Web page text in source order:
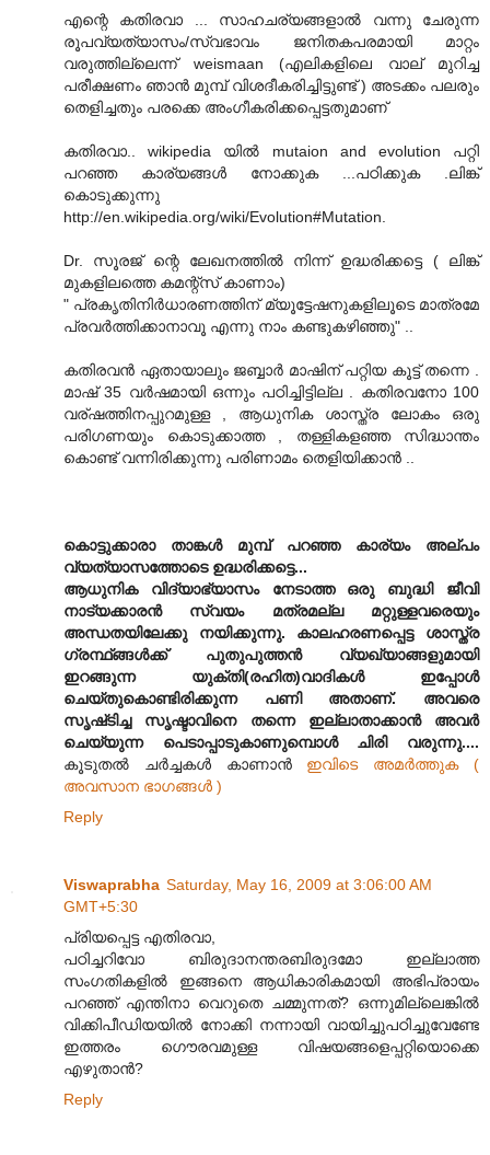
എന്റെ കതിരവാ ... സാഹചര്യങ്ങളാൽ വന്നു ചേരുന്ന
രൂപവ്യത്യാസം/സ്വഭാവം ജനിതകപരമായി മാറ്റം
വരുത്തില്ലെന്ന് weismaan (എലികളിലെ വാല് മുറിച്ച
പരീക്ഷണം ഞാന്‍ മുമ്പ് വിശദീകരിച്ചിട്ടുണ്ട് ) അടക്കം പലരും
തെളിച്ചതും പരക്കെ അംഗീകരിക്കപ്പെട്ടതുമാണ്
കതിരവാ.. wikipedia യില്‍ mutaion and evolution പറ്റി
പറഞ്ഞ കാര്യങ്ങള്‍ നോക്കുക ...പഠിക്കുക .ലിങ്ക്
കൊടുക്കുന്നു
http://en.wikipedia.org/wiki/Evolution#Mutation.
Dr. സൂരജ് ന്റെ ലേഖനത്തില്‍ നിന്ന് ഉദ്ധരിക്കട്ടെ ( ലിങ്ക്
മുകളിലത്തെ കമന്റ്സ് കാണാം)
" പ്രകൃതിനിര്‍ധാരണത്തിന് മ്യൂട്ടേഷനുകളിലൂടെ മാത്രമേ
പ്രവര്‍ത്തിക്കാനാവൂ എന്നു നാം കണ്ടുകഴിഞ്ഞു" ..
കതിരവന്‍ ഏതായാലും ജബ്ബാര്‍ മാഷിന് പറ്റിയ കൂട്ട് തന്നെ .
മാഷ് 35 വര്‍ഷമായി ഒന്നും പഠിച്ചിട്ടില്ല . കതിരവനോ 100
വര്ഷത്തിനപ്പുറമുള്ള , ആധുനിക ശാസ്ത്ര ലോകം ഒരു
പരിഗണയും കൊടുക്കാത്ത , തള്ളികളഞ്ഞ സിദ്ധാന്തം
കൊണ്ട് വന്നിരിക്കുന്നു പരിണാമം തെളിയിക്കാന്‍ ..
കൊട്ടുക്കാരാ താങ്കള്‍ മുമ്പ് പറഞ്ഞ കാര്യം അല്പം
വ്യത്യാസത്തോടെ ഉദ്ധരിക്കട്ടെ...
ആധുനിക വിദ്യാഭ്യാസം നേടാത്ത ഒരു ബുദ്ധി ജീവി
നാട്യക്കാരന്‍ സ്വയം മത്രമല്ല മറ്റുള്ളവരെയും
അന്ധതയിലേക്കു നയിക്കുന്നു. കാലഹരണപ്പെട്ട ശാസ്ത്ര
ഗ്രന്ഥ്ങ്ങള്‍ക്ക്‌ പുതുപുത്തന്‍ വ്യഖ്യാങ്ങളുമായി
ഇറങ്ങുന്ന യുക്തി(രഹിത)വാദികള്‍ ഇപ്പോള്‍
ചെയ്തുകൊണ്ടിരിക്കുന്ന പണി അതാണ്‌. അവരെ
സൃഷ്‌ടിച്ച സൃഷ്ടാവിനെ തന്നെ ഇല്ലാതാക്കാന്‍ അവര്‍
ചെയ്യുന്ന പെടാപ്പാടുകാണുമ്പൊള്‍ ചിരി വരുന്നു....
കൂടുതല്‍ ചര്‍ച്ചകള്‍ കാണാന്‍ ഇവിടെ അമര്‍ത്തുക (
അവസാന ഭാഗങ്ങള്‍ )
Reply
Viswaprabha Saturday, May 16, 2009 at 3:06:00 AM
GMT+5:30
പ്രിയപ്പെട്ട എതിരവാ,
പഠിച്ചറിവോ ബിരുദാനന്തരബിരുദമോ ഇല്ലാത്ത
സംഗതികളിൽ ഇങ്ങനെ ആധികാരികമായി അഭിപ്രായം
പറഞ്ഞ് എന്തിനാ വെറുതെ ചമ്മുന്നത്? ഒന്നുമില്ലെങ്കിൽ
വിക്കിപീഡിയയിൽ നോക്കി നന്നായി വായിച്ചുപഠിച്ചുവേണ്ടേ
ഇത്തരം ഗൌരവമുള്ള വിഷയങ്ങളെപ്പറ്റിയൊക്കെ
എഴുതാൻ?
Reply